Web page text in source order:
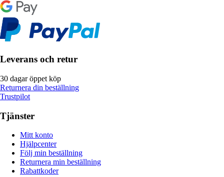
Leverans och retur
30 dagar öppet köp
Returnera din beställning
Trustpilot
Tjänster
Mitt konto
Hjälpcenter
Följ min beställning
Returnera min beställning
Rabattkoder